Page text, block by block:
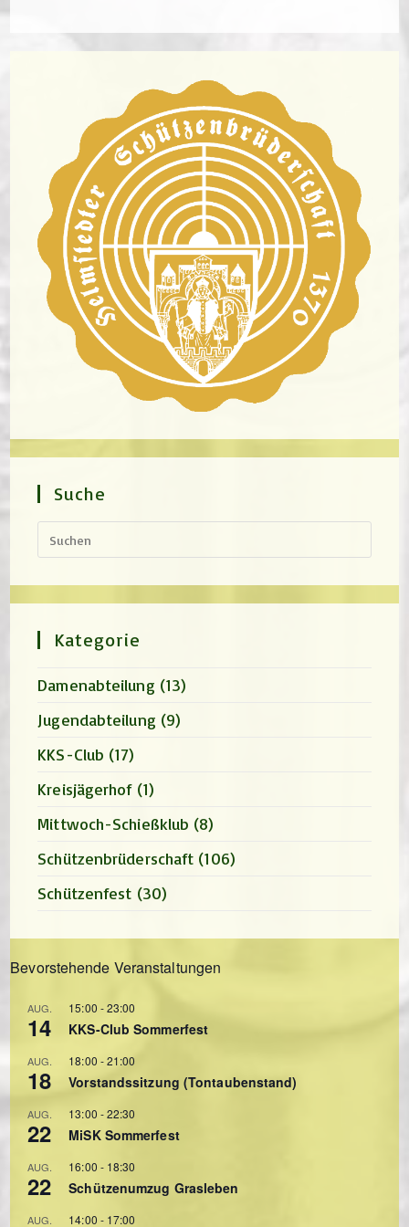
Suche
Kategorie
Damenabteilung (13)
Jugendabteilung (9)
KKS-Club (17)
Kreisjägerhof (1)
Mittwoch-Schießklub (8)
Schützenbrüderschaft (106)
Schützenfest (30)
Bevorstehende Veranstaltungen
AUG.
14
15:00 -23:00
KKS-Club Sommerfest
AUG.
18
18:00 -21:00
Vorstandssitzung (Tontaubenstand)
AUG.
22
13:00 -22:30
MiSK Sommerfest
AUG.
22
16:00 - 18:30
Schützenumzug Grasleben
AUG. 14:00 - 17:00